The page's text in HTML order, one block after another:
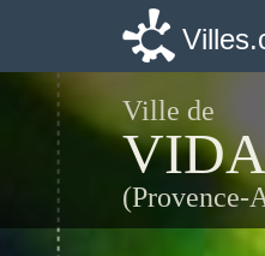
Ville de
(Provence-